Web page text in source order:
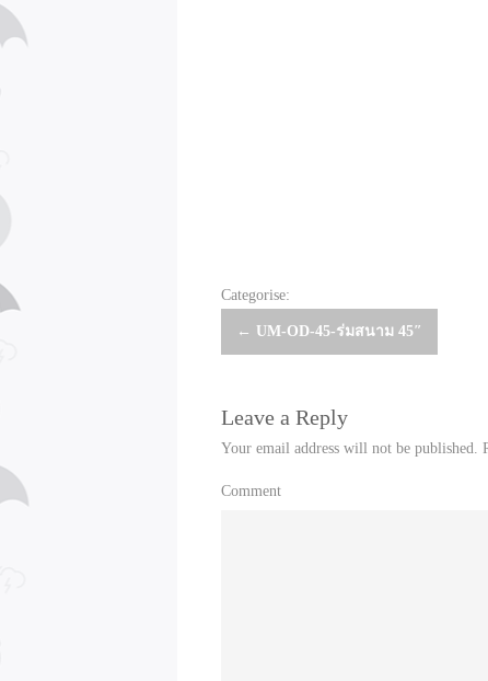
Categorise:
Post
← UM-OD-45-ร่มสนาม 45″
Leave a Reply
Your email address will not be published.
Comment